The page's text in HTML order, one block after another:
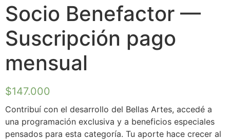
Socio Benefactor —
Suscripción pago
mensual
$147.000
Contribuí con el desarrollo del Bellas Artes, accedé a
una programación exclusiva y a beneficios especiales
pensados para esta categoría. Tu aporte hace crecer al